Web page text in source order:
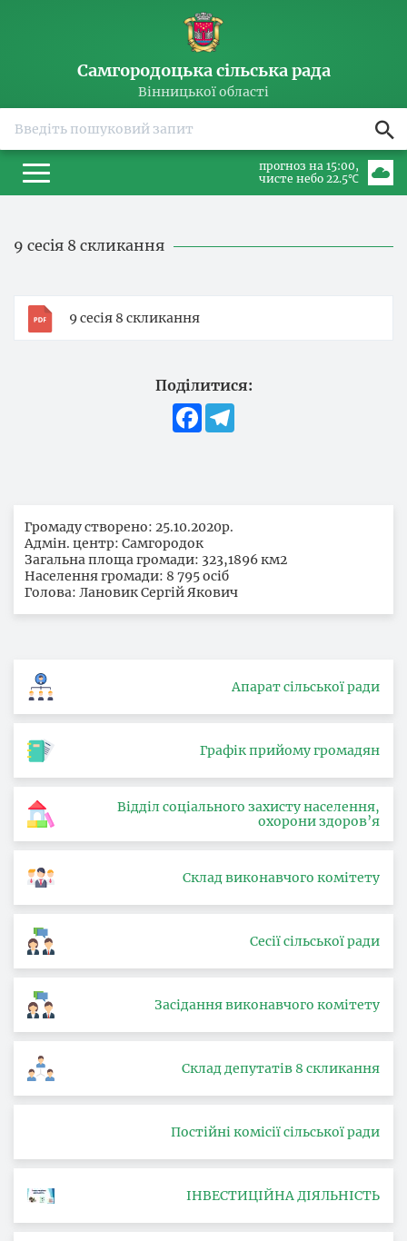
Самгородоцька сільська рада
Вінницької області
прогноз на 15:00
чисте небо 22.5℃
9 сесія 8 скликання
9 сесія 8 скликання
Поділитися:
Facebook
Громаду створено: 25.10.2020р.
Адмін. центр: Самгородок
Загальна площа громади: 323,1896 км2
Населення громади: 8 795 осіб
Голова: Лановик Сергій Якович
Апарат сільської ради
Графік прийому громадян
Відділ соціального захисту населення,
охорони здоров’я
Склад виконавчого комітету
Сесії сільської ради
Засідання виконавчого комітету
Склад депутатів 8 скликання
Постійні комісії сільської ради
ІНВЕСТИЦІЙНА ДІЯЛЬНІСТЬ